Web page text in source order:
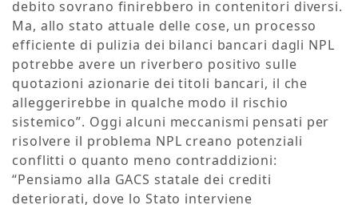
debito sovrano finirebbero in contenitori diversi.
Ma, allo stato attuale delle cose, un processo
efficiente di pulizia dei bilanci bancari dagli NPL
potrebbe avere un riverbero positivo sulle
quotazioni azionarie dei titoli bancari, il che
alleggerirebbe in qualche modo il rischio
sistemico”. Oggi alcuni meccanismi pensati per
risolvere il problema NPL creano potenziali
conflitti o quanto meno contraddizioni:
“Pensiamo alla GACS statale dei crediti
deteriorati, dove lo Stato interviene